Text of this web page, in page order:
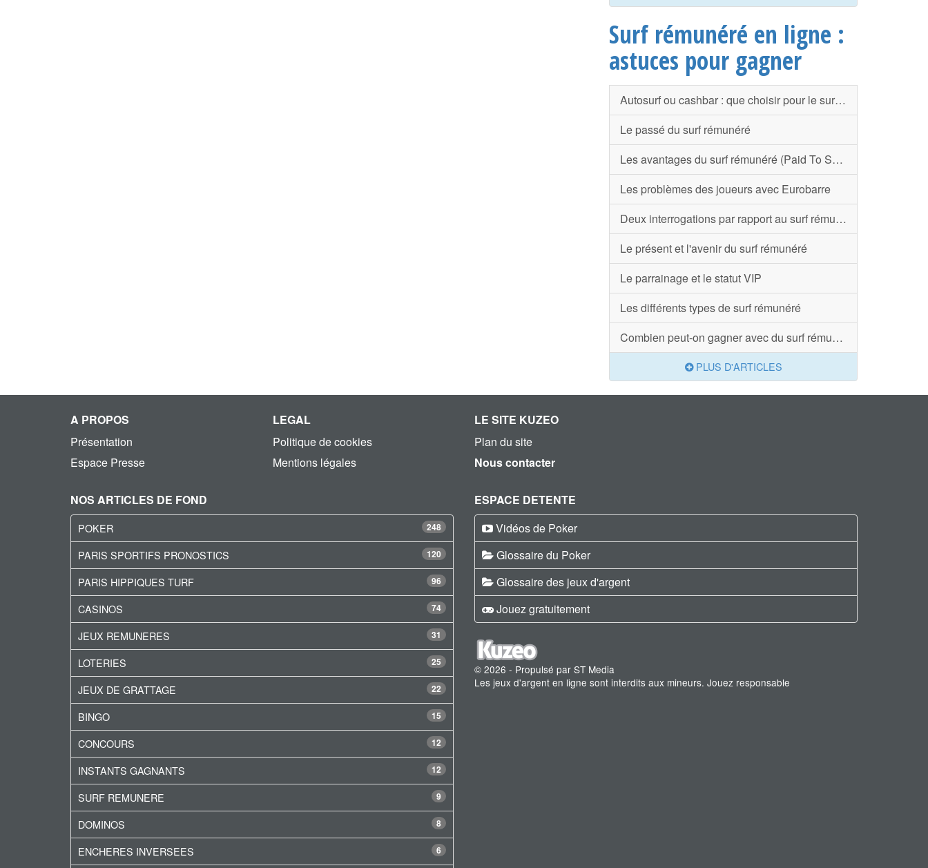
Surf rémunéré en ligne :
astuces pour gagner
Autosurf ou cashbar : que choisir pour le surf rémunéré ?
Le passé du surf rémunéré
Les avantages du surf rémunéré (Paid To Surf)
Les problèmes des joueurs avec Eurobarre
Deux interrogations par rapport au surf rémunéré
Le présent et l'avenir du surf rémunéré
Le parrainage et le statut VIP
Les différents types de surf rémunéré
Combien peut-on gagner avec du surf rémunéré ?
PLUS D'ARTICLES
A PROPOS
Présentation
Espace Presse
LEGAL
Politique de cookies
Mentions légales
LE SITE KUZEO
Plan du site
Nous contacter
NOS ARTICLES DE FOND
248
POKER
120
PARIS SPORTIFS PRONOSTICS
96
PARIS HIPPIQUES TURF
74
CASINOS
31
JEUX REMUNERES
25
LOTERIES
22
JEUX DE GRATTAGE
15
BINGO
12
CONCOURS
12
INSTANTS GAGNANTS
9
SURF REMUNERE
8
DOMINOS
6
ENCHERES INVERSEES
ESPACE DETENTE
Vidéos de Poker
Glossaire du Poker
Glossaire des jeux d'argent
Jouez gratuitement
© 2026 - Propulsé par ST Media
Les jeux d'argent en ligne sont interdits aux mineurs. Jouez responsable